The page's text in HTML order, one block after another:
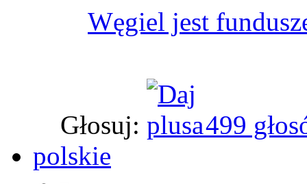
Węgiel jest
Głosuj:
499
polskie